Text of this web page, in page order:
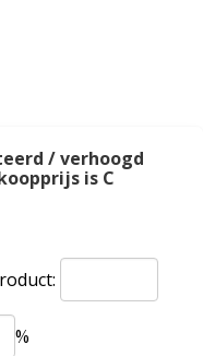
/ verhoogd
is C
%